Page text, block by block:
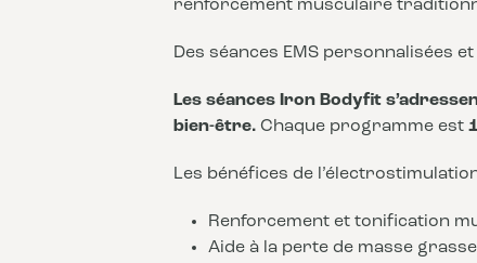
renforcement musculaire
Des séances EMS personnalisées
Les séances Iron Bodyfit
bien-être. Chaque programme est
Les bénéfices de
Renforcement et tonification
Aide à la perte de masse grasse